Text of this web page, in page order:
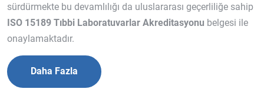
sürdürmekte bu devamlılığı da uluslararası geçerliliğe sahip
ISO 15189 Tıbbi Laboratuvarlar Akreditasyonu belgesi ile
onaylamaktadır.
Daha Fazla